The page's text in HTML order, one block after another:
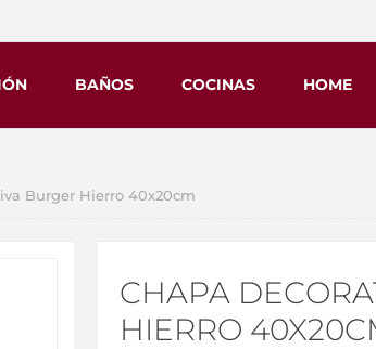
BAÑOS COCINAS HOME
Burger Hierro 40x20cm
CHAPA
HIERRO